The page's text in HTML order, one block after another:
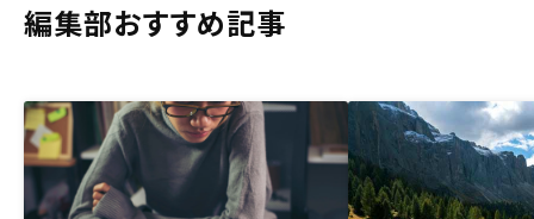
編集部おすすめ記事